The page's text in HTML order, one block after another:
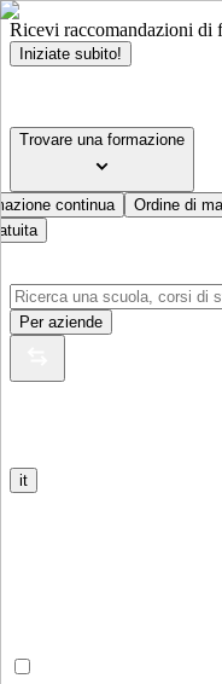
Ricevi raccomandazioni di
Iniziate subito!
Trovare una formazione
continua
Ordine di
Per aziende
it